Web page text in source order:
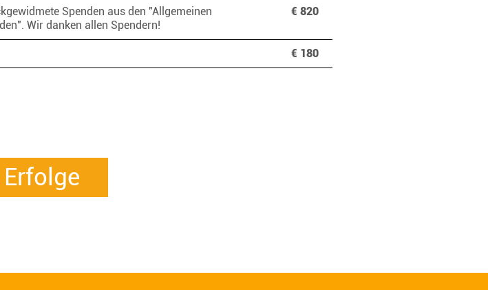
€ 820
Spenden aus den "Allgemeinen
Wir danken allen Spendern!
€ 180